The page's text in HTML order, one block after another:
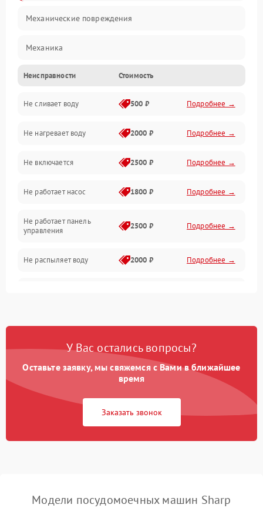
Механические повреждения
Механика
Управление
Электропитание
Датчики
Нагрев
Вода
Гигиена
Программное обеспечение
Неисправности Стоимость
Не сливает воду 500 ₽ Подробнее →
Не нагревает воду 2000 ₽ Подробнее →
Не включается 2500 ₽ Подробнее →
Не работает насос 1800 ₽ Подробнее →
Не работает панель
управления
2500 ₽ Подробнее →
Не распыляет воду 2000 ₽ Подробнее →
Проблемы с набором
Не работает сушилка 2100 ₽ Подробнее →
Сбои в работе таймера 1700 ₽
У Вас остались вопросы?
Оставьте заявку, мы свяжемся с Вами в ближайшее
время
Заказать звонок
Модели посудомоечных машин Sharp